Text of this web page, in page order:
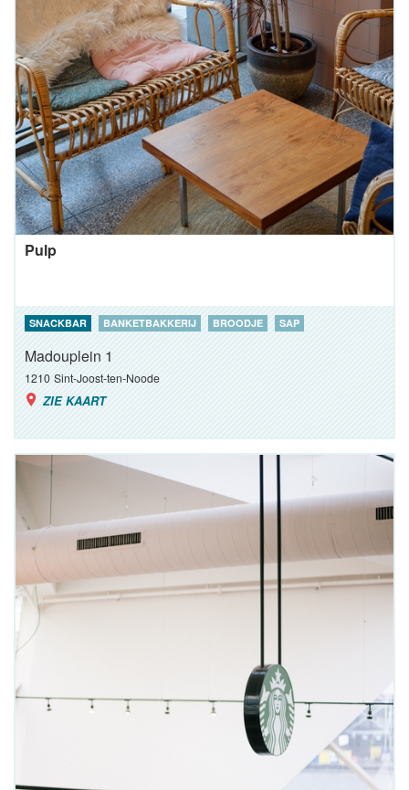
Pulp
SNACKBAR BANKETBAKKERIJ BROODJE SAP
Madouplein 1
1210 Sint-Joost-ten-Noode
ZIE KAART